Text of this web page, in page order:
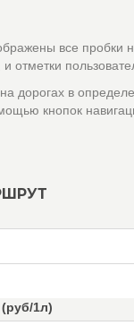
все пробки
отметки
дорогах в
кнопок
1л)